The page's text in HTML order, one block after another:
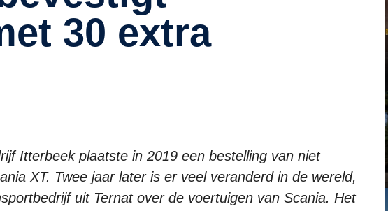
30 extra
Itterbeek plaatste in 2019 een bestelling van niet
XT. Twee jaar later is er veel veranderd in de wereld,
uit Ternat over de voertuigen van Scania. Het